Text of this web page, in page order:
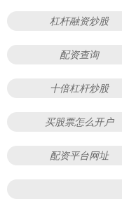
杠杆融资炒股
配资查询
十倍杠杆炒股
买股票怎么开户
配资平台网址